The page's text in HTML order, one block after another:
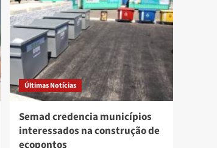
Últimas Notícias
Semad credencia municípios
interessados na construção de
ecopontos